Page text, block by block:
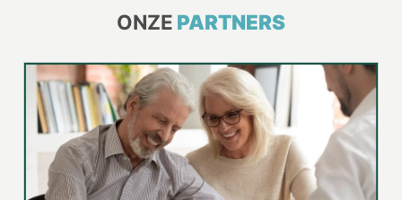
ONZE PARTNERS